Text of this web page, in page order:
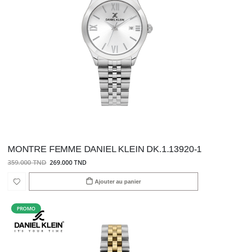
MONTRE FEMME DANIEL KLEIN DK.1.13920-1
359.000 TND 269.000 TND
Ajouter au panier
PROMO